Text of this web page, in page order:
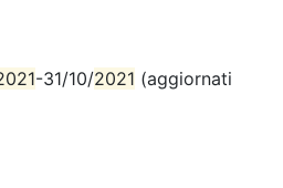
-31/10/2021 (aggiornati